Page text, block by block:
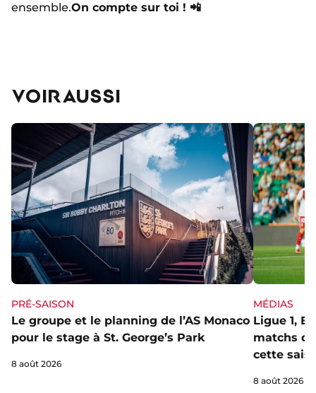
ensemble.On compte sur toi ! 📲
VOIR AUSSI
PRÉ-SAISON
Le groupe et le planning de l’AS Monaco
pour le stage à St. George’s Park
8 août 2026
MÉDIAS
Ligue 1,
matchs
cette
8 août 2026